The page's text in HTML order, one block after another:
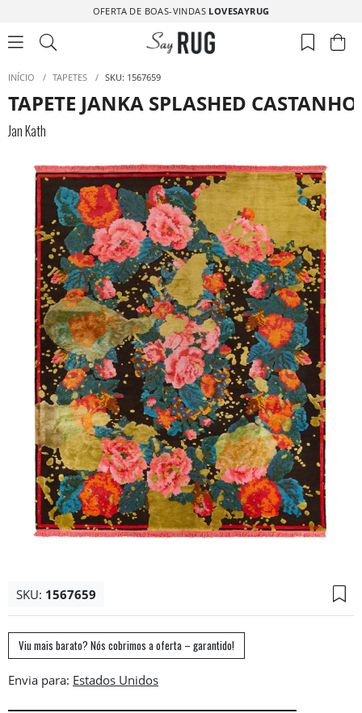
OFERTA DE BOAS-VINDAS LOVESAYRUG
INÍCIO / TAPETES / SKU: 1567659
TAPETE JANKA SPLASHED
Jan Kath
SKU: 1567659
Viu mais barato? Nós cobrimos a oferta – garantido!
Envia para: